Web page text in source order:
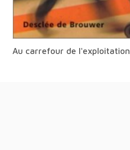
Au carrefour de l'exploitation